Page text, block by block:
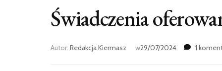
Świadczenia
Autor: Redakcja Kiermasz w29/07/2024 1